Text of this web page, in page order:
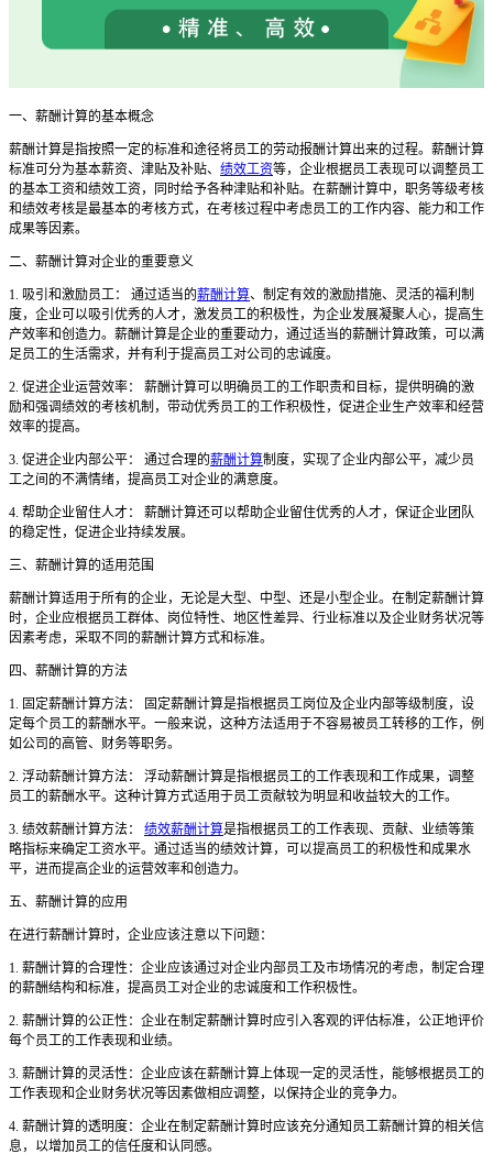
一、薪酬计算的基本概念
薪酬计算是指按照一定的标准和途径将员工的劳动报酬计算出来的过程。薪酬计算
标准可分为基本薪资、津贴及补贴、 绩效工资等，企业根据员工表现可以调整员工
的基本工资和绩效工资，同时给予各种津贴和补贴。在薪酬计算中，职务等级考核
和绩效考核是最基本的考核方式，在考核过程中考虑员工的工作内容、能力和工作
成果等因素。
二、薪酬计算对企业的重要意义
1. 吸引和激励员工： 通过适当的薪酬计算、制定有效的激励措施、灵活的福利制
度，企业可以吸引优秀的人才，激发员工的积极性，为企业发展凝聚人心，提高生
产效率和创造力。薪酬计算是企业的重要动力，通过适当的薪酬计算政策，可以满
足员工的生活需求，并有利于提高员工对公司的忠诚度。
2. 促进企业运营效率： 薪酬计算可以明确员工的工作职责和目标，提供明确的激
励和强调绩效的考核机制，带动优秀员工的工作积极性，促进企业生产效率和经营
效率的提高。
3. 促进企业内部公平： 通过合理的薪酬计算制度，实现了企业内部公平，减少员
工之间的不满情绪，提高员工对企业的满意度。
4. 帮助企业留住人才： 薪酬计算还可以帮助企业留住优秀的人才，保证企业团队
的稳定性，促进企业持续发展。
三、薪酬计算的适用范围
薪酬计算适用于所有的企业，无论是大型、中型、还是小型企业。在制定薪酬计算
时，企业应根据员工群体、岗位特性、地区性差异、行业标准以及企业财务状况等
因素考虑，采取不同的薪酬计算方式和标准。
四、薪酬计算的方法
1. 固定薪酬计算方法： 固定薪酬计算是指根据员工岗位及企业内部等级制度，设
定每个员工的薪酬水平。一般来说，这种方法适用于不容易被员工转移的工作，例
如公司的高管、财务等职务。
2. 浮动薪酬计算方法： 浮动薪酬计算是指根据员工的工作表现和工作成果，调整
员工的薪酬水平。这种计算方式适用于员工贡献较为明显和收益较大的工作。
3. 绩效薪酬计算方法： 绩效薪酬计算是指根据员工的工作表现、贡献、业绩等策
略指标来确定工资水平。通过适当的绩效计算，可以提高员工的积极性和成果水
平，进而提高企业的运营效率和创造力。
五、薪酬计算的应用
在进行薪酬计算时，企业应该注意以下问题：
1. 薪酬计算的合理性：企业应该通过对企业内部员工及市场情况的考虑，制定合理
的薪酬结构和标准，提高员工对企业的忠诚度和工作积极性。
2. 薪酬计算的公正性：企业在制定薪酬计算时应引入客观的评估标准，公正地评价
每个员工的工作表现和业绩。
3. 薪酬计算的灵活性：企业应该在薪酬计算上体现一定的灵活性，能够根据员工的
工作表现和企业财务状况等因素做相应调整，以保持企业的竞争力。
4. 薪酬计算的透明度：企业在制定薪酬计算时应该充分通知员工薪酬计算的相关信
息，以增加员工的信任度和认同感。